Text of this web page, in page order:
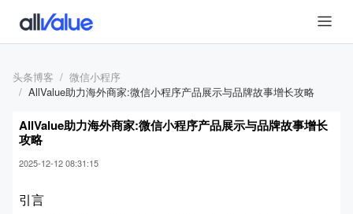
头条博客
微信小程序
AllValue助力海外商家:微信小程序产品展示与品牌故事增长攻略
AllValue助力海外商家:微信小程序产品展示与品牌故事增长
攻略
2025-12-12 08:31:15
引言